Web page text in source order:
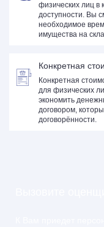
физических лиц в
доступности. Вы
необходимое
имущества на
Конкретная
Конкретная
для физических
экономить
договором,
договорённости.